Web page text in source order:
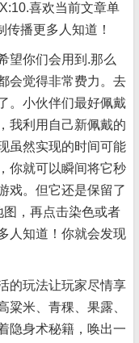
喜欢当前文章单
播更多人知道！
你们会用到.那么
会觉得非常费力。去
。小伙伴们最好佩戴
我利用自己新佩戴的
虽然实现的时间可能
你就可以瞬间将它秒
戏。但它还是保留了
，再点击染色或者
人知道！你就会发现
玩法让玩家尽情享
粱米、青稞、果露、
隐身术秘籍，唤出一